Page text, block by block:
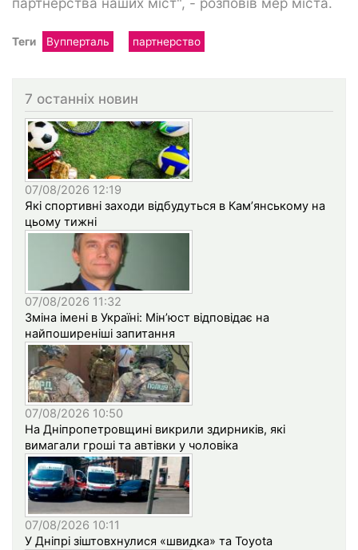
Теги Вупперталь партнерство
7 останніх новин
07/08/2026 12:19
Які спортивні заходи відбудуться в Кам’янському на
цьому тижні
07/08/2026 11:32
Зміна імені в Україні: Мін’юст відповідає на
найпоширеніші запитання
07/08/2026 10:50
На Дніпропетровщині викрили здирників, які
вимагали гроші та автівки у чоловіка
07/08/2026 10:11
У Дніпрі зіштовхнулися «швидка» та Toyota